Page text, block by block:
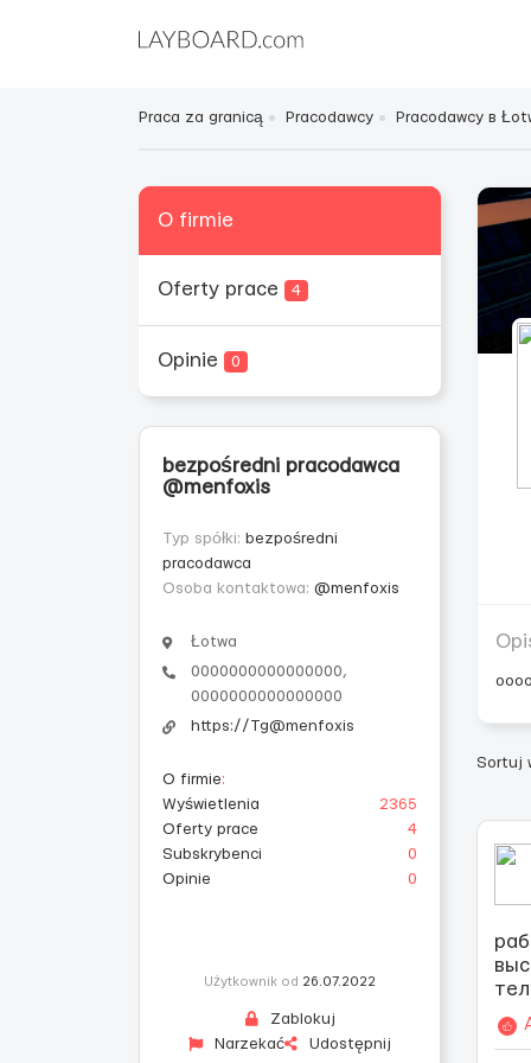
Praca za granicą Pracodawcy Pracodawcy в
O firmie
Oferty prace 4
Opinie 0
bezpośredni pracodawca
@menfoxis
Typ spółki: bezpośredni
pracodawca
Osoba kontaktowa: @menfoxis
Łotwa
0000000000000000,
0000000000000000
https://Tg@menfoxis
O firmie:
Wyświetlenia
2365
Oferty prace
4
Subskrybenci
0
Opinie
0
Użytkownik od 26.07.2022
Zablokuj
Narzekać
Udostępnij
Sortuj